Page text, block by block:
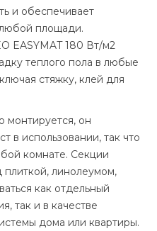
и обеспечивает
площади.
EASYMAT 180 Вт/м2
теплого пола в любые
стяжку, клей для
монтируется, он
в использовании, так что
комнате. Секции
плиткой, линолеумом,
как отдельный
так и в качестве
дома или квартиры.